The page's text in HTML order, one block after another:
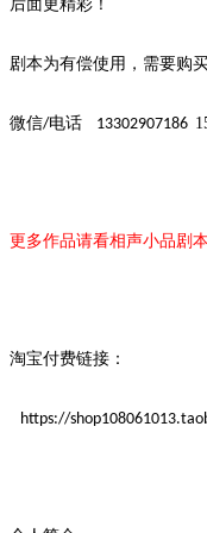
后面更精彩！
剧本为有偿使用，需要购
微信/电话 13302907186
更多作品请看相声小品剧本
淘宝付费链接：
https://